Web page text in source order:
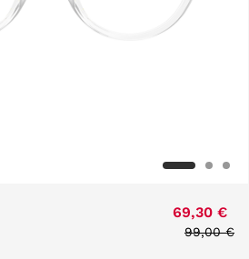
69,30 €
Price
99,00 €